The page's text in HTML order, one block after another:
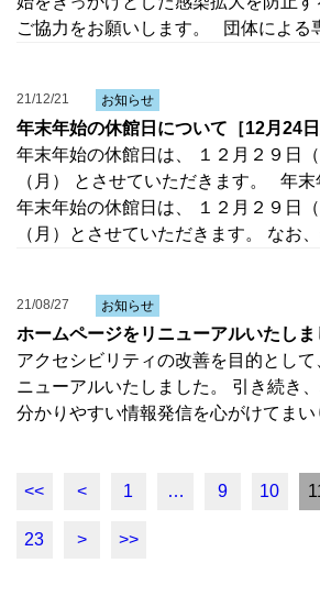
ご協力をお願いします。 団体による
21/12/21 お知らせ
年末年始の休館日について［12月24日
年末年始の休館日は、 １２月２９日
（月） とさせていただきます。 年
年末年始の休館日は、 １２月２９日
（月）とさせていただきます。 なお
21/08/27 お知らせ
ホームページをリニューアルいたしま
アクセシビリティの改善を目的として
ニューアルいたしました。 引き続き
分かりやすい情報発信を心がけてまい
<< < 1 … 9 10
23 > >>